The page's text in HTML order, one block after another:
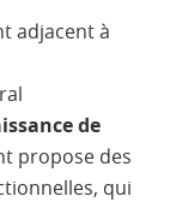
adjacent à
de
propose des
qui